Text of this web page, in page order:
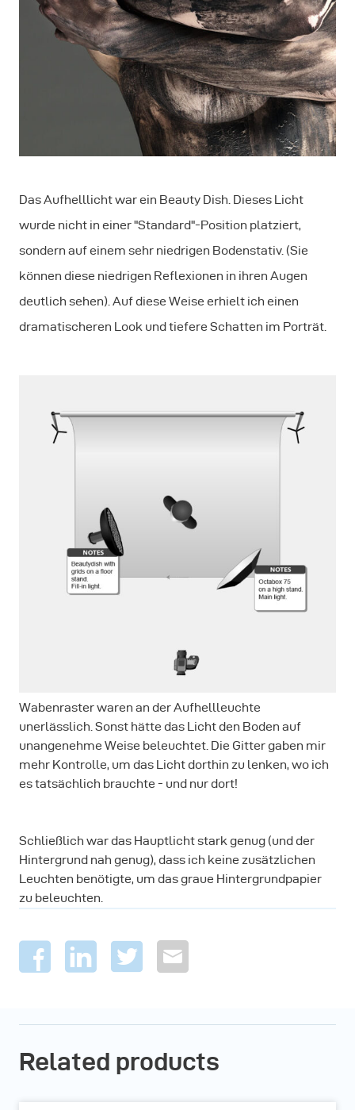
Das Aufhelllicht war ein Beauty Dish. Dieses Licht
wurde nicht in einer "Standard"-Position platziert,
sondern auf einem sehr niedrigen Bodenstativ. (Sie
können diese niedrigen Reflexionen in ihren Augen
deutlich sehen). Auf diese Weise erhielt ich einen
dramatischeren Look und tiefere Schatten im Porträt.
Wabenraster waren an der Aufhellleuchte
unerlässlich. Sonst hätte das Licht den Boden auf
unangenehme Weise beleuchtet. Die Gitter gaben mir
mehr Kontrolle, um das Licht dorthin zu lenken, wo ich
es tatsächlich brauchte - und nur dort!
Schließlich war das Hauptlicht stark genug (und der
Hintergrund nah genug), dass ich keine zusätzlichen
Leuchten benötigte, um das graue Hintergrundpapier
zu beleuchten.
Related products